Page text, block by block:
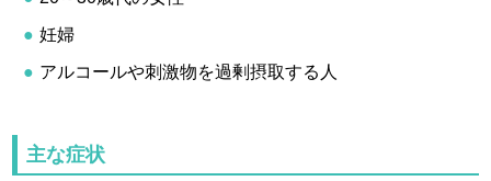
妊婦
アルコールや刺激物を過剰摂取する人
主な症状